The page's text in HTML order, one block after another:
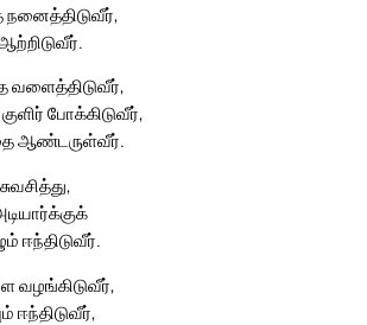
நனைத்திடுவீர்,
வளைத்திடுவீர்,
போக்கிடுவீர்,
ஆண்டருள்வீர்.
ஈந்திடுவீர்.
வழங்கிடுவீர்,
ஈந்திடுவீர்,